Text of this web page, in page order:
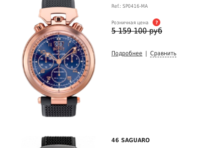
Ref.: SP0416-MA
Розничная цена ?
5 159 100 руб
Подробнее Сравнить
46 SAGUARO